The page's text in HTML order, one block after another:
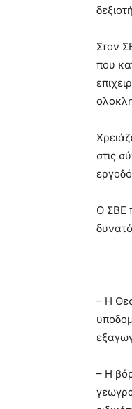
Στον
που
στις
Ο ΣΒΕ
– Η
– Η